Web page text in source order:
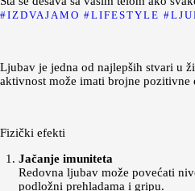
IZDVAJAMO LIFESTYLE
Ljubav je jedna od najlepših stvari u
aktivnost može imati brojne
Fizički efekti
Jačanje imuniteta
Redovna ljubav može povećati
podložni prehladama i gripu.